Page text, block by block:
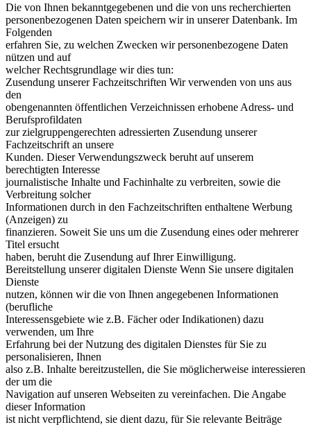
Die von Ihnen bekanntgegebenen und die von uns recherchierten
personenbezogenen Daten speichern wir in unserer Datenbank. Im
Folgenden
erfahren Sie, zu welchen Zwecken wir personenbezogene Daten
nützen und auf
welcher Rechtsgrundlage wir dies tun:
Zusendung unserer Fachzeitschriften Wir verwenden von uns aus
den
obengenannten öffentlichen Verzeichnissen erhobene Adress- und
Berufsprofildaten
zur zielgruppengerechten adressierten Zusendung unserer
Fachzeitschrift an unsere
Kunden. Dieser Verwendungszweck beruht auf unserem
berechtigten Interesse
journalistische Inhalte und Fachinhalte zu verbreiten, sowie die
Verbreitung solcher
Informationen durch in den Fachzeitschriften enthaltene Werbung
(Anzeigen) zu
finanzieren. Soweit Sie uns um die Zusendung eines oder mehrerer
Titel ersucht
haben, beruht die Zusendung auf Ihrer Einwilligung.
Bereitstellung unserer digitalen Dienste Wenn Sie unsere digitalen
Dienste
nutzen, können wir die von Ihnen angegebenen Informationen
(berufliche
Interessensgebiete wie z.B. Fächer oder Indikationen) dazu
verwenden, um Ihre
Erfahrung bei der Nutzung des digitalen Dienstes für Sie zu
personalisieren, Ihnen
also z.B. Inhalte bereitzustellen, die Sie möglicherweise interessieren
der um die
Navigation auf unseren Webseiten zu vereinfachen. Die Angabe
dieser Information
ist nicht verpflichtend, sie dient dazu, für Sie relevante Beiträge